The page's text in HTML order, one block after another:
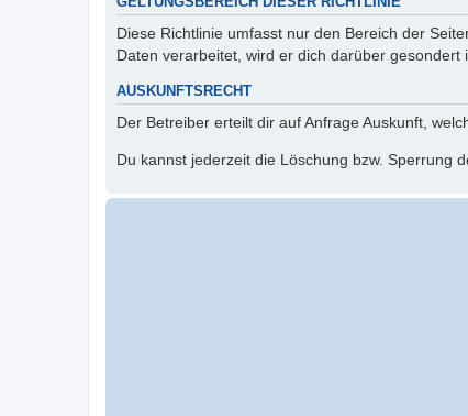
Diese Richtlinie umfasst nur den Bereich der
Daten verarbeitet, wird er dich darüber gesondert
AUSKUNFTSRECHT
Der Betreiber erteilt dir auf Anfrage Auskunft,
Du kannst jederzeit die Löschung bzw. Sperrung